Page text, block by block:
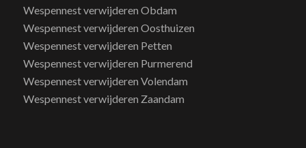
Wespennest verwijderen Obdam
Wespennest verwijderen Oosthuizen
Wespennest verwijderen Petten
Wespennest verwijderen Purmerend
Wespennest verwijderen Volendam
Wespennest verwijderen Zaandam